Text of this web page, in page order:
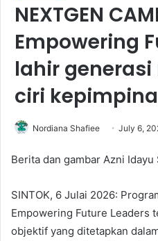
NEXTGEN
Empowering
lahir
ciri
Nordiana Shafiee July 6,
Berita dan gambar Azni Idayu
SINTOK, 6 Julai 2026:
Empowering Future Leaders
objektif yang ditetapkan